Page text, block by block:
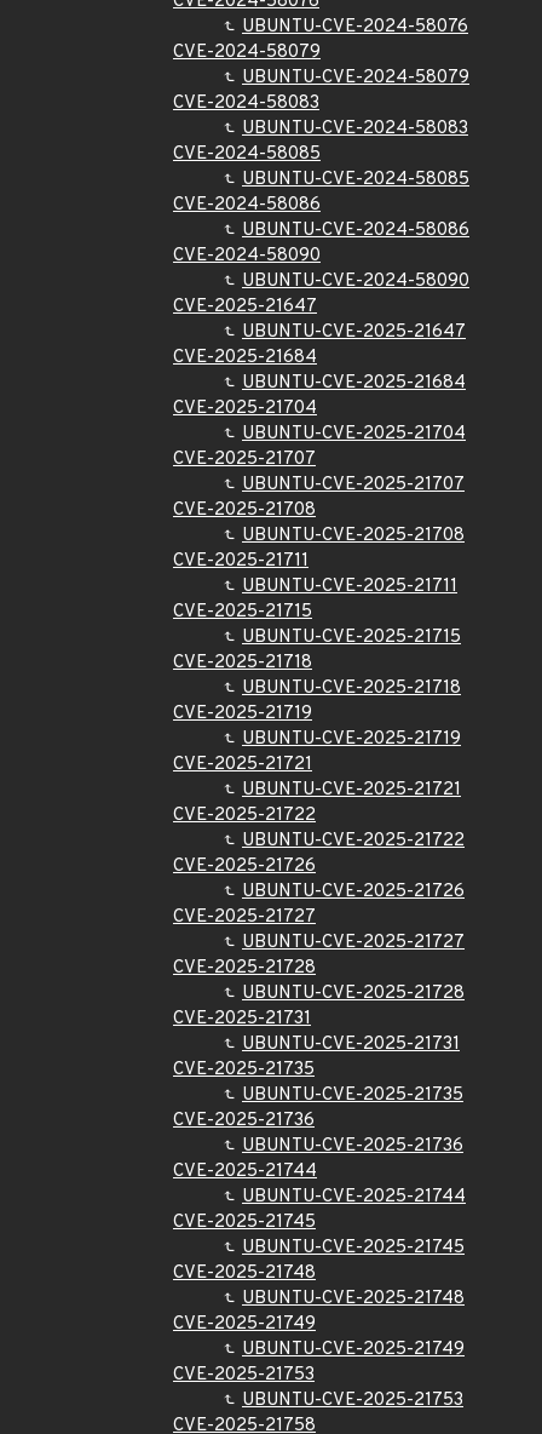
UBUNTU-CVE-2024-58076
CVE-2024-58079
UBUNTU-CVE-2024-58079
CVE-2024-58083
UBUNTU-CVE-2024-58083
CVE-2024-58085
UBUNTU-CVE-2024-58085
CVE-2024-58086
UBUNTU-CVE-2024-58086
CVE-2024-58090
UBUNTU-CVE-2024-58090
CVE-2025-21647
UBUNTU-CVE-2025-21647
CVE-2025-21684
UBUNTU-CVE-2025-21684
CVE-2025-21704
UBUNTU-CVE-2025-21704
CVE-2025-21707
UBUNTU-CVE-2025-21707
CVE-2025-21708
UBUNTU-CVE-2025-21708
CVE-2025-21711
UBUNTU-CVE-2025-21711
CVE-2025-21715
UBUNTU-CVE-2025-21715
CVE-2025-21718
UBUNTU-CVE-2025-21718
CVE-2025-21719
UBUNTU-CVE-2025-21719
CVE-2025-21721
UBUNTU-CVE-2025-21721
CVE-2025-21722
UBUNTU-CVE-2025-21722
CVE-2025-21726
UBUNTU-CVE-2025-21726
CVE-2025-21727
UBUNTU-CVE-2025-21727
CVE-2025-21728
UBUNTU-CVE-2025-21728
CVE-2025-21731
UBUNTU-CVE-2025-21731
CVE-2025-21735
UBUNTU-CVE-2025-21735
CVE-2025-21736
UBUNTU-CVE-2025-21736
CVE-2025-21744
UBUNTU-CVE-2025-21744
CVE-2025-21745
UBUNTU-CVE-2025-21745
CVE-2025-21748
UBUNTU-CVE-2025-21748
CVE-2025-21749
UBUNTU-CVE-2025-21749
CVE-2025-21753
UBUNTU-CVE-2025-21753
CVE-2025-21758